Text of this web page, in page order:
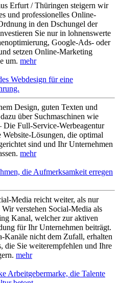
Erfurt / Thüringen steigern wir
und professionelles Online-
in den Dschungel der
Sie nur in lohnenswerte
Google-Ads- oder
setzen Online-Marketing
um. mehr
Design, guten Texten und
über Suchmaschinen wie
Full-Service-Werbeagentur
Lösungen, die optimal
sind und Ihr Unternehmen
mehr
Media reicht weiter, als nur
verstehen Social-Media als
Kanal, welcher zur aktiven
für Ihr Unternehmen beiträgt.
Kanäle nicht dem Zufall, erhalten
die Sie weiterempfehlen und Ihre
mehr